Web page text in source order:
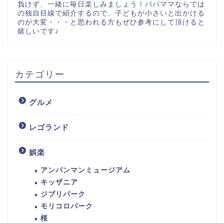
負けず、一緒に毎日楽しみましょう！パパママならでは
の独自目線で紹介するので、子どもが小さいと出かける
のが大変・・・と思われる方もぜひ参考にして頂けると
嬉しいです♪
カテゴリー
グルメ
レゴランド
娯楽
アンパンマンミュージアム
キッザニア
ジブリパーク
モリコロパーク
桜